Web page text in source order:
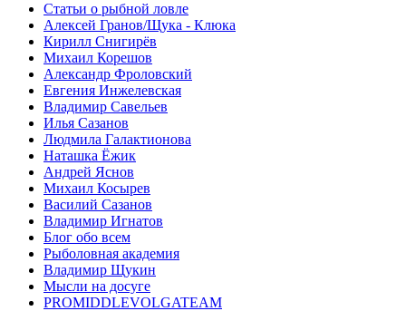
Статьи о рыбной ловле
Алексей Гранов/Щука - Клюка
Кирилл Снигирёв
Михаил Корешов
Александр Фроловский
Евгения Инжелевская
Владимир Савельев
Илья Сазанов
Людмила Галактионова
Наташка Ёжик
Андрей Яснов
Михаил Косырев
Василий Сазанов
Владимир Игнатов
Блог обо всем
Рыболовная академия
Владимир Щукин
Мысли на досуге
PROMIDDLEVOLGATEAM